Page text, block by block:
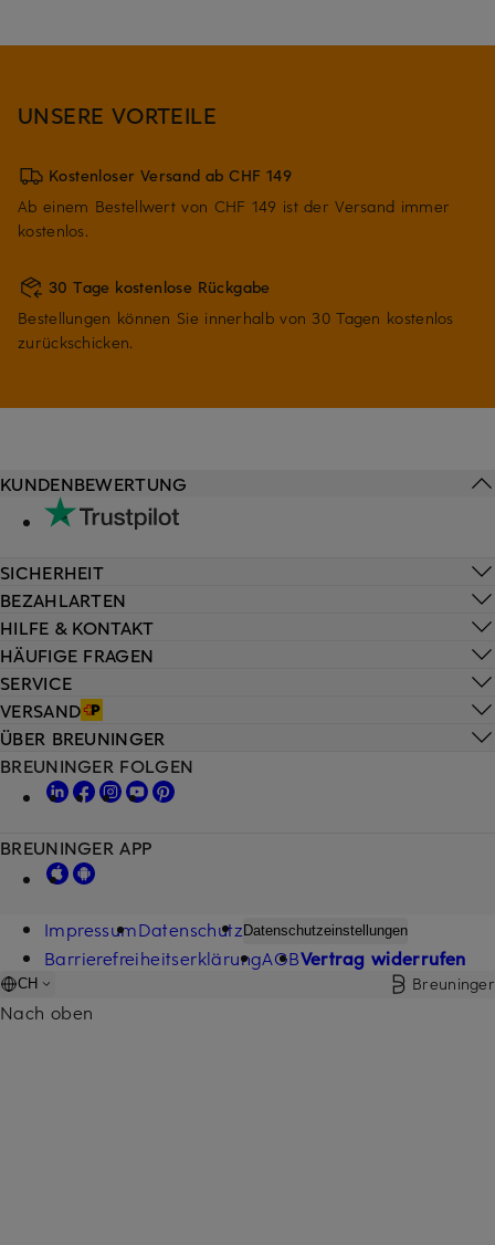
UNSERE VORTEILE
Kostenloser Versand ab CHF 149
Ab einem Bestellwert von CHF 149 ist der Versand immer
kostenlos.
30 Tage kostenlose Rückgabe
Bestellungen können Sie innerhalb von 30 Tagen kostenlos
zurückschicken.
HILFE & KONTAKT
HÄUFIGE FRAGEN
SERVICE
VERSAND
KUNDENBEWERTUNG
SICHERHEIT
BEZAHLARTEN
ÜBER BREUNINGER
BREUNINGER FOLGEN
BREUNINGER APP
ImpressumDatenschutz Datenschutzeinstellungen
BarrierefreiheitserklärungAGBVertrag widerrufen
CH Breuninger
Nach oben